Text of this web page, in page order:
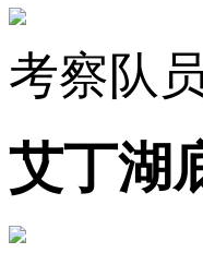
考察队
艾丁湖